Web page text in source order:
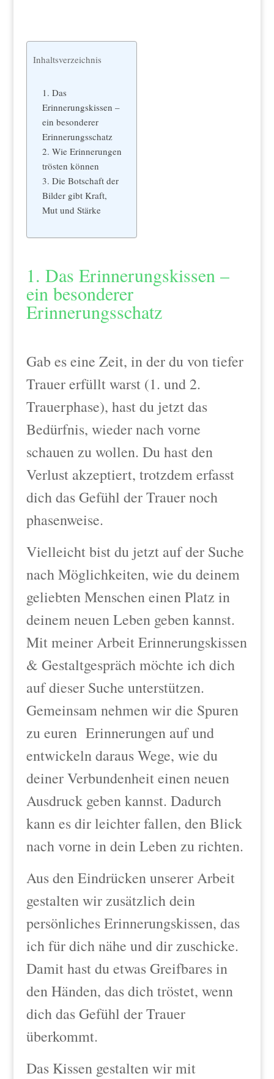
Inhaltsverzeichnis
1. Das
Erinnerungskissen –
ein besonderer
Erinnerungsschatz
2. Wie Erinnerungen
trösten können
3. Die Botschaft der
Bilder gibt Kraft,
Mut und Stärke
1. Das Erinnerungskissen –
ein besonderer
Erinnerungsschatz
Gab es eine Zeit, in der du von tiefer
Trauer erfüllt warst (1. und 2.
Trauerphase), hast du jetzt das
Bedürfnis, wieder nach vorne
schauen zu wollen. Du hast den
Verlust akzeptiert, trotzdem erfasst
dich das Gefühl der Trauer noch
phasenweise.
Vielleicht bist du jetzt auf der Suche
nach Möglichkeiten, wie dudeinem
geliebten Menschen einen Platz in
deinem neuen Leben geben kannst.
Mit meiner Arbeit Erinnerungskissen
& Gestaltgespräch möchte ich dich
auf dieser Suche unterstützen.
Gemeinsam nehmen wir die Spuren
zu euren Erinnerungen auf und
entwickeln daraus Wege, wie du
deiner Verbundenheit einen neuen
Ausdruck geben kannst. Dadurch
kann es dir leichter fallen, den Blick
nach vorne in dein Leben zu richten.
Aus den Eindrücken unserer Arbeit
gestalten wir zusätzlich dein
persönliches Erinnerungskissen, das
ich für dich nähe und dir zuschicke.
Damit hast du etwas Greifbares in
den Händen, das dich tröstet, wenn
dich das Gefühl der Trauer
überkommt.
Das Kissen gestalten wir mit